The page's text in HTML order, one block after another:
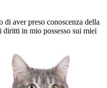
aver preso conoscenza della
diritti in mio possesso sui miei